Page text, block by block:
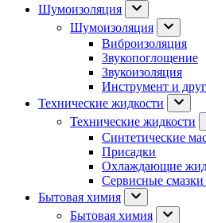
Шумоизоляция
Шумоизоляция
Виброизоляция
Звукопоглощение
Звукоизоляция
Инструмент и
Технические жидкости
Технические жидкости
Синтетические
Присадки
Охлаждающие
Сервисные
Бытовая химия
Бытовая химия